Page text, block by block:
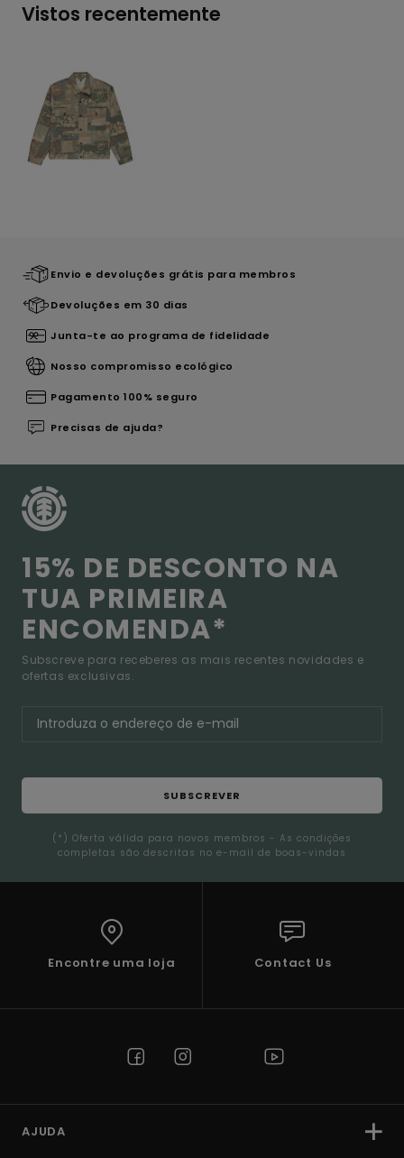
Vistos recentemente
Envio e devoluções grátis para membros
Devoluções em 30 dias
Junta-te ao programa de fidelidade
Nosso compromisso ecológico
Pagamento 100% seguro
Precisas de ajuda?
15% DE DESCONTO NA
TUA PRIMEIRA
ENCOMENDA*
Subscreve para receberes as mais recentes novidades e
ofertas exclusivas.
SUBSCREVER
(*) Oferta válida para novos membros - As condições
completas são descritas no e-mail de boas-vindas
Encontre uma loja Contact Us
AJUDA